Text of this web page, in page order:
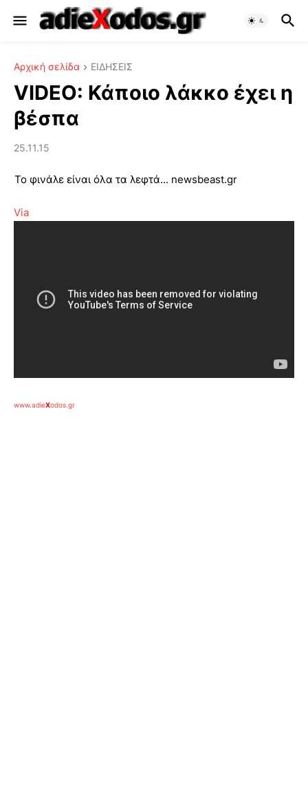
Αρχική σελίδα ΕΙΔΗΣΕΙΣ
VIDEO: Κάποιο λάκκο έχει η
βέσπα
25.11.15
Το φινάλε είναι όλα τα λεφτά... newsbeast.gr
Via
www.adieXodos.gr